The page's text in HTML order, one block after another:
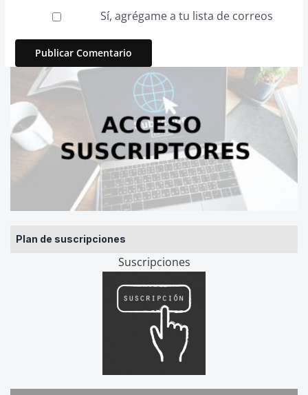
Plan de suscripciones
Suscripciones
Sí, agrégame a tu lista de correos